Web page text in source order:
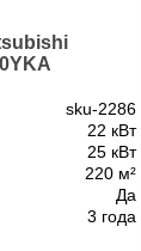
sku-2286
22 кВт
25 кВт
220 м²
Да
3 года